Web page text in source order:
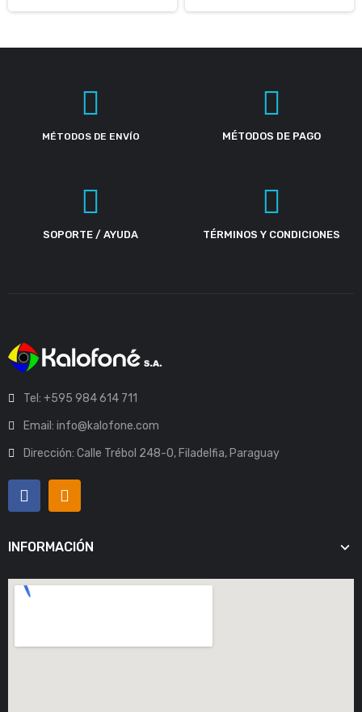
MÉTODOS DE ENVÍO MÉTODOS DE PAGO
SOPORTE / AYUDA TÉRMINOS Y CONDICIONES
Tel: +595 984 614 711
Email: info@kalofone.com
Dirección: Calle Trébol 248-O, Filadelfia, Paraguay
INFORMACIÓN